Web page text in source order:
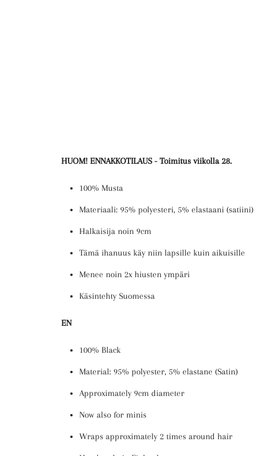
HUOM! ENNAKKOTILAUS - Toimitus viikolla 28.
100% Musta
Materiaali: 95% polyesteri, 5% elastaani (satiini)
Halkaisija noin 9cm
Tämä ihanuus käy niin lapsille kuin aikuisille
Menee noin 2x hiusten ympäri
Käsintehty Suomessa
EN
100% Black
Material: 95% polyester, 5% elastane (Satin)
Approximately 9cm diameter
Now also for minis
Wraps approximately 2 times around hair